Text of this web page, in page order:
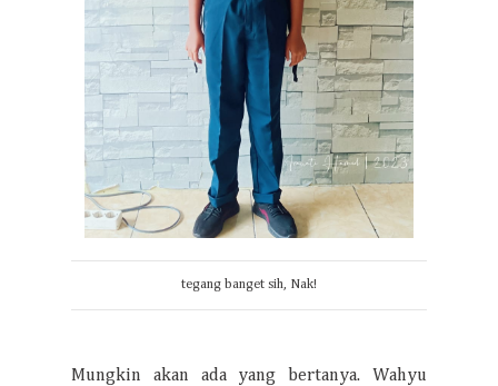
tegang banget sih, Nak!
Mungkin akan ada yang bertanya. Wahyu